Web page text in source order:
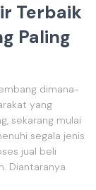
Terbaik
Paling
dimana-
yang
sekarang mulai
segala jenis
jual beli
Diantaranya